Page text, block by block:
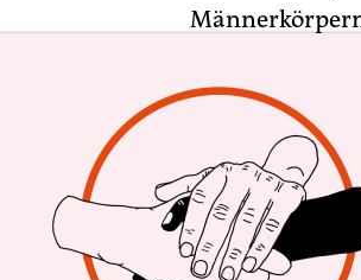
martialischen
erinnern
und
großen Lettern
Der Schmutz